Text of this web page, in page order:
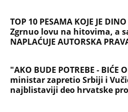
TOP 10 PESAMA KOJE JE
Zgrnuo lovu na hitovima, a
NAPLAĆUJE AUTORSKA
"AKO BUDE POTREBE - BIĆE
ministar zapretio Srbiji i
najblistaviji deo hrvatske